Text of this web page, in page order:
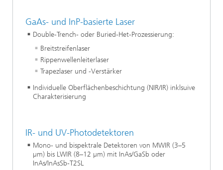
GaAs- und InP-basierte Laser
Double-Trench- oder Buried-Het-Prozessierung:
Breitstreifenlaser
Rippenwellenleiterlaser
Trapezlaser und -Verstärker
Individuelle Oberflächenbeschichtung (NIR/IR) inklsuive
Charakterisierung
IR- und UV-Photodetektoren
Mono- und bispektrale Detektoren von MWIR (3–5
µm) bis LWIR (8–12 µm) mit InAs/GaSb oder
InAs/InAsSb-T2SL